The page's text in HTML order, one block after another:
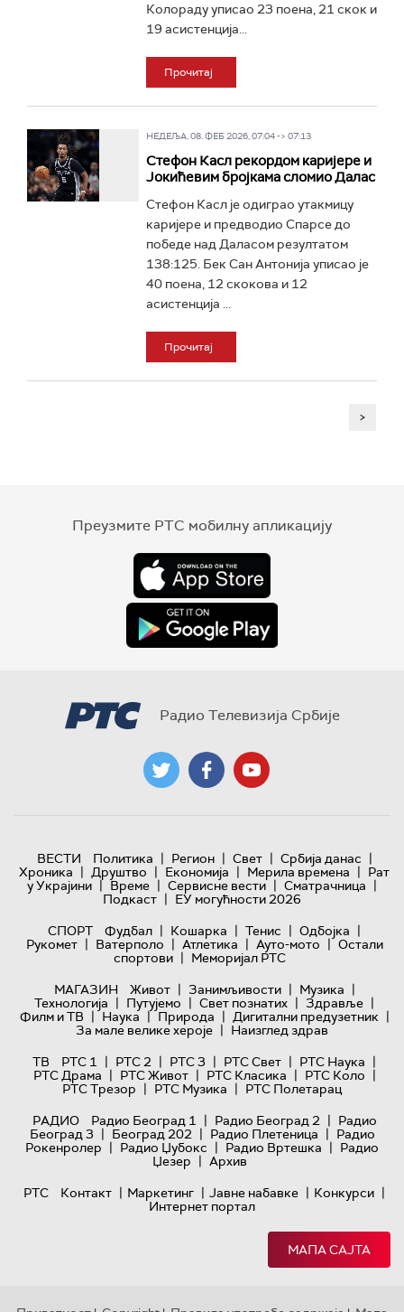
Колораду уписао 23 поена, 21 скок и
19 асистенција...
Прочитај
НЕДЕЉА, 08. ФЕБ 2026, 07:04 -> 07:13
Стефон Касл рекордом каријере и
Јокићевим бројкама сломио Далас
Стефон Касл је одиграо утакмицу
каријере и предводио Спарсе до
победе над Даласом резултатом
138:125. Бек Сан Антонија уписао је
40 поена, 12 скокова и 12
асистенција ...
Прочитај
>
Преузмите РТС мобилну апликацију
Радио Телевизија Србије
ВЕСТИ Политика | Регион | Свет | Србија данас |
Хроника | Друштво | Економија | Мерила времена | Рат
у Украјини | Време | Сервисне вести | Сматрачница |
Подкаст | ЕУ могућности 2026
СПОРТ
Фудбал | Кошарка | Тенис | Одбојка |
Рукомет | Ватерполо | Атлетика | Ауто-мото | Остали
спортови | Меморијал РТС
МАГАЗИН
Живот | Занимљивости | Музика |
Технологијa | Путујемо | Свет познатих | Здравље |
Филм и ТВ | Наука | Природа | Дигитални предузетник |
За мале велике хероје | Наизглед здрав
ТВ
РТС 1 | РТС 2 | РТС 3 | РТС Свет | РТС Наука |
РТС Драма | РТС Живот | РТС Класика | РТС Коло |
РТС Трезор | РТС Музика | РТС Полетарац
РАДИО
Радио Београд 1 | Радио Београд 2 | Радио
Београд 3 | Београд 202 | Радио Плетеница | Радио
Рокенролер | Радио Џубокс | Радио Вртешка | Радио
Џезер | Архив
РТС
Контакт | Маркетинг | Јавне набавке | Конкурси |
Интернет портал
МАПА САЈТА